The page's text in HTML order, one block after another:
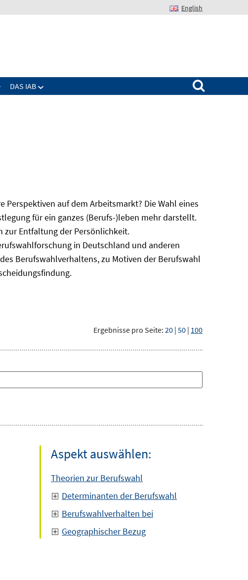
English
DAS IAB
Suchen nach:
auf dem Arbeitsmarkt? Die Wahl eines
für ein ganzes (Berufs-)leben mehr darstellt.
zur Entfaltung der Persönlichkeit.
in Deutschland und anderen
Berufswahlverhaltens, zu Motiven der Berufswahl
Ergebnisse pro Seite: 20 | 50 | 100
Aspekt auswählen:
Theorien zur Berufswahl
Determinanten der Berufswahl
Berufswahlverhalten bei
Geographischer Bezug